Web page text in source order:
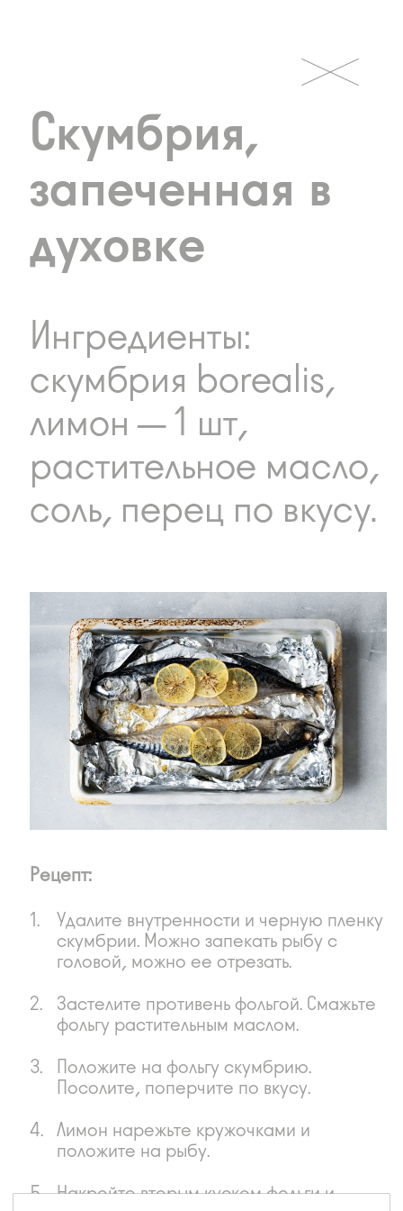
Скумбрия,
запеченная в
духовке
Ингредиенты:
скумбрия borealis,
лимон — 1 шт,
растительное масло,
соль, перец по вкусу.
Рецепт:
Удалите внутренности и черную пленку
скумбрии. Можно запекать рыбу с
головой, можно ее отрезать.
Застелите противень фольгой. Смажьте
фольгу растительным маслом.
Положите на фольгу скумбрию.
Посолите, поперчите по вкусу.
Лимон нарежьте кружочками и
положите на рыбу.
Накройте вторым куском фольги и